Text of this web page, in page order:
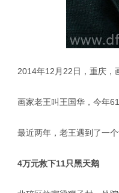
2014年12月22日，重庆，
画家老王叫王国华，今年
最近两年，老王遇到了一
4万元救下11只黑天鹅